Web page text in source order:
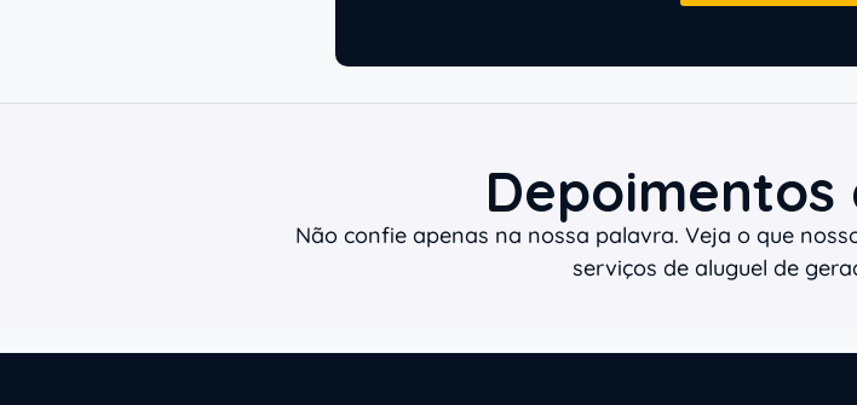
Depoimentos
Não confie apenas na nossa palavra. Veja o que
serviços de aluguel de